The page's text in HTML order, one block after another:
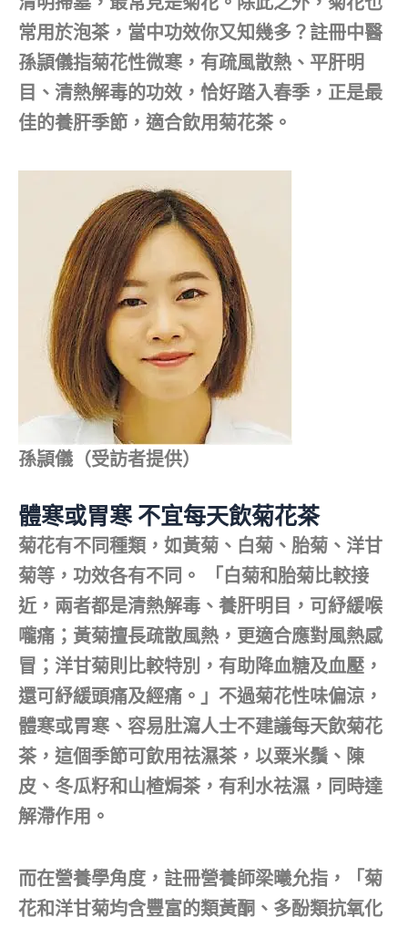
常用於泡茶，當中功效你又知幾多？註冊中醫
孫頴儀指菊花性微寒，有疏風散熱、平肝明
目、清熱解毒的功效，恰好踏入春季，正是最
佳的養肝季節，適合飲用菊花茶。
孫頴儀（受訪者提供）
體寒或胃寒 不宜每天飲菊花茶
菊花有不同種類，如黃菊、白菊、胎菊、洋甘
菊等，功效各有不同。 「白菊和胎菊比較接
近，兩者都是清熱解毒、養肝明目，可紓緩喉
嚨痛；黃菊擅長疏散風熱，更適合應對風熱感
冒；洋甘菊則比較特別，有助降血糖及血壓，
還可紓緩頭痛及經痛。」不過菊花性味偏涼，
體寒或胃寒、容易肚瀉人士不建議每天飲菊花
茶，這個季節可飲用祛濕茶，以粟米鬚、陳
皮、冬瓜籽和山楂焗茶，有利水祛濕，同時達
解滯作用。
而在營養學角度，註冊營養師梁曦允指，「菊
花和洋甘菊均含豐富的類黃酮、多酚類抗氧化